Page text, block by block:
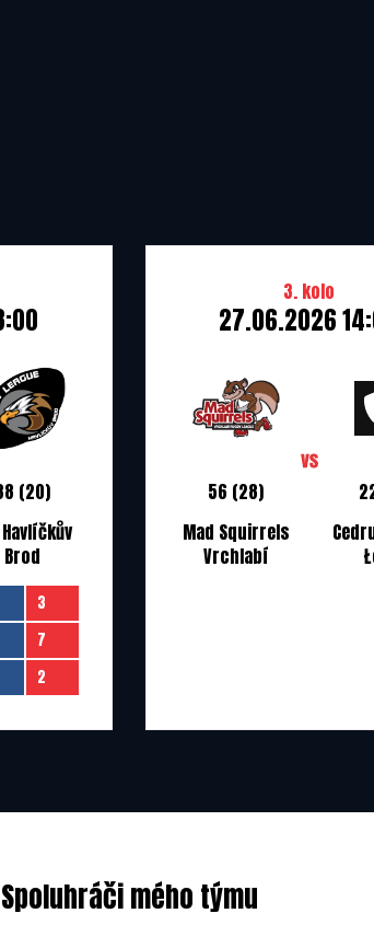
(20)
Brod
3
7
2
3. kolo
27.06.2026
56 (28)
Mad Squirrels
Vrchlabí
Spoluhráči mého týmu